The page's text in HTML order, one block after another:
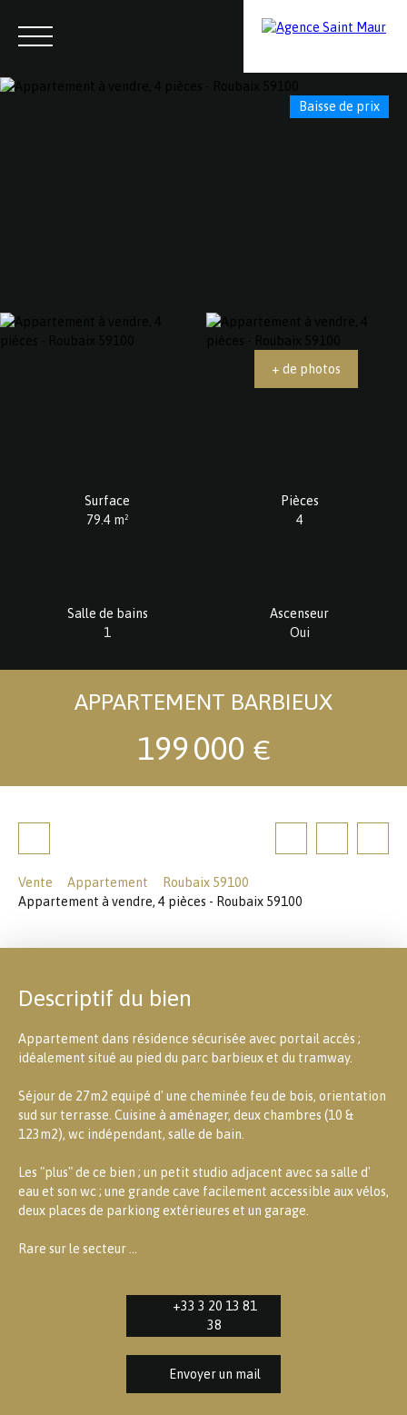
Baisse de prix
+ de photos
Surface
79.4 m²
Pièces
4
Salle de bains
1
Ascenseur
Oui
APPARTEMENT BARBIEUX
199 000 €
Vente Appartement
Roubaix 59100
Appartement à vendre, 4 pièces - Roubaix 59100
Descriptif du bien
Appartement dans résidence sécurisée avec portail accès ;
idéalement situé au pied du parc barbieux et du tramway.
Séjour de 27m2 equipé d' une cheminée feu de bois, orientation
sud sur terrasse. Cuisine à aménager, deux chambres (10 &
123m2), wc indépendant, salle de bain.
Les "plus" de ce bien ; un petit studio adjacent avec sa salle d'
eau et son wc ; une grande cave facilement accessible aux vélos,
deux places de parkiong extérieures et un garage.
Rare sur le secteur ...
+33 3 20 13 81
38
Envoyer un mail